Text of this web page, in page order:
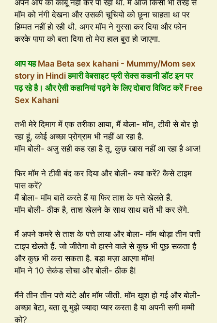
अपने आप को काबू नहीं कर पा रहा था. मैं आज किसी भी तरह से
मॉम को नंगी देखना और उसकी चूचियो को छूना चाहता था पर
हिम्मत नहीं हो रही थी. अगर मॉम ने गुस्सा कर दिया और फोन
करके पापा को बता दिया तो मेरा हाल बुरा हो जाएगा.
आप यहMaa Beta sex kahani - Mummy/Mom sex
story in Hindiहमारी वेबसाइट फ्री सेक्स कहानी डॉट इन पर
पढ़ रहे है। और ऐसी कहानियां पढ़ने के लिए दोबारा विजिट करेंFree
Sex Kahani
तभी मेरे दिमाग में एक तरीका आया, मैं बोला- मॉम, टीवी से बोर हो
रहा हूं, कोई अच्छा प्रोग्राम भी नहीं आ रहा है.
मॉम बोली- अजु सही कह रहा है तू, कुछ खास नहीं आ रहा है आज!
फिर मॉम ने टीवी बंद कर दिया और बोली- क्या करें? कैसे टाइम
पास करें?
मैं बोला- मॉम बातें करते हैं या फिर ताश के पत्ते खेलते हैं.
मॉम बोली- ठीक है, ताश खेलने के साथ साथ बातें भी कर लेंगे.
मैं अपने कमरे से ताश के पत्ते लाया और बोला- मॉम थोड़ा तीन पत्ती
टाइप खेलते हैं. जो जीतेगा वो हारने वाले से कुछ भी पूछ सकता है
और कुछ भी करा सकता है. बड़ा मज़ा आएगा मॉम!
मॉम ने 10 सेकंड सोचा और बोली- ठीक है!
मैंने तीन तीन पत्ते बांटे और मॉम जीती. मॉम खुश हो गई और बोली-
अच्छा बेटा, बता तू मुझे ज्यादा प्यार करता है या अपनी सगी मम्मी
को?